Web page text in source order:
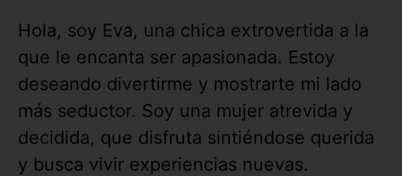
Hola, soy Eva, una chica extrovertida a la
que le encanta ser apasionada. Estoy
deseando divertirme y mostrarte mi lado
más seductor. Soy una mujer atrevida y
decidida, que disfruta sintiéndose querida
y busca vivir experiencias nuevas.